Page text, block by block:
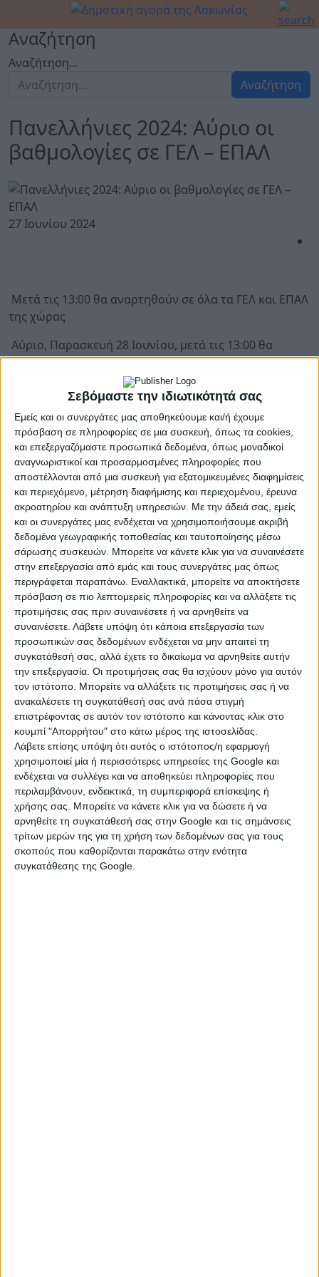
Σεβόμαστε την ιδιωτικότητά σας
Εμείς και οι συνεργάτες μας αποθηκεύουμε και/ή έχουμε
πρόσβαση σε πληροφορίες σε μια συσκευή, όπως τα cookies,
και επεξεργαζόμαστε προσωπικά δεδομένα, όπως μοναδικοί
αναγνωριστικοί και προσαρμοσμένες πληροφορίες που
αποστέλλονται από μια συσκευή για εξατομικευμένες διαφημίσεις
και περιεχόμενο, μέτρηση διαφήμισης και περιεχομένου, έρευνα
ακροατηρίου και ανάπτυξη υπηρεσιών. Με την άδειά σας, εμείς
και οι συνεργάτες μας ενδέχεται να χρησιμοποιήσουμε ακριβή
δεδομένα γεωγραφικής τοποθεσίας και ταυτοποίησης μέσω
σάρωσης συσκευών. Μπορείτε να κάνετε κλικ για να συναινέσετε
στην επεξεργασία από εμάς και τους συνεργάτες μας όπως
περιγράφεται παραπάνω. Εναλλακτικά, μπορείτε να αποκτήσετε
πρόσβαση σε πιο λεπτομερείς πληροφορίες και να αλλάξετε τις
προτιμήσεις σας πριν συναινέσετε ή να αρνηθείτε να
συναινέσετε. Λάβετε υπόψη ότι κάποια επεξεργασία των
προσωπικών σας δεδομένων ενδέχεται να μην απαιτεί τη
συγκατάθεσή σας, αλλά έχετε το δικαίωμα να αρνηθείτε αυτήν
την επεξεργασία. Οι προτιμήσεις σας θα ισχύουν μόνο για αυτόν
τον ιστότοπο. Μπορείτε να αλλάξετε τις προτιμήσεις σας ή να
ανακαλέσετε τη συγκατάθεσή σας ανά πάσα στιγμή
επιστρέφοντας σε αυτόν τον ιστότοπο και κάνοντας κλικ στο
κουμπί "Απορρήτου" στο κάτω μέρος της ιστοσελίδας.
Λάβετε επίσης υπόψη ότι αυτός ο ιστότοπος/η εφαρμογή
χρησιμοποιεί μία ή περισσότερες υπηρεσίες της Google και
ενδέχεται να συλλέγει και να αποθηκεύει πληροφορίες που
περιλαμβάνουν, ενδεικτικά, τη συμπεριφορά επίσκεψης ή
χρήσης σας. Μπορείτε να κάνετε κλικ για να δώσετε ή να
αρνηθείτε τη συγκατάθεσή σας στην Google και τις σημάνσεις
τρίτων μερών της για τη χρήση των δεδομένων σας για τους
σκοπούς που καθορίζονται παρακάτω στην ενότητα
συγκατάθεσης της Google.
Αναζήτηση
Αναζήτηση...
Αναζήτηση
Πανελλήνιες 2024: Αύριο οι
βαθμολογίες σε ΓΕΛ – ΕΠΑΛ
27 Ιουνίου 2024
Μετά τις 13:00 θα αναρτηθούν σε όλα τα ΓΕΛ και ΕΠΑΛ
της χώρας
Αύριο, Παρασκευή 28 Ιουνίου, μετά τις 13:00 θα
ανακοινωθούν οι βαθμολογίες τωνΠανελλαδικών
Γενικών Ενιαίων Λυκείων (ΓΕΛ) και
Επαγγελματικών Λυκείων (ΕΠΑΛ), ανακοίνωσε
τουπουργείο Παιδείας, Θρησκευμάτων και
Αθλητισμού.
Οι καταστάσεις που θα αναρτηθούν σε όλα τα ΓΕΛ και
ΕΠΑΛ της χώρας, θα περιέχουν μόνο τον κωδικό κάθε
υποψηφίου και τα βαθμολογικά του στοιχεία ανά
εξεταζόμενο μάθημα.
Επιπλέον, όλοι οι υποψήφιοι θα μπορούν να
αναζητούν τη βαθμολογία τους στην
ιστοσελίδαhttps://results.it.minedu.gov.gr,
τον οκταψήφιο κωδικό τους και τους τέσσερις
αρχικούς χαρακτήρες από το επώνυμο, το όνομα, το
πατρώνυμο και το μητρώνυμό τους με κεφαλαίους
ελληνικούς χαρακτήρες.
Τέλος, οι υποψήφιοι θα λάβουν τη βαθμολογία τους
και με γραπτό μήνυμα (SMS) στο κινητό τους
τηλέφωνο, εφόσον έχουν ήδη υποβάλει σχετική
αίτηση. Η εφαρμογή αναπτύχθηκε και λειτουργεί από
το Εθνικό Δίκτυο Υποδομών Τεχνολογίας και Έρευνας
– ΕΔΥΤΕ Α.Ε. (GRNET), εποπτευόμενο φορέα του
υπουργείου Ψηφιακής Διακυβέρνησης, σε συνεργασία
με τη Γενική Διεύθυνση Ψηφιακών Συστημάτων,
Υποδομών και Εξετάσεων του Υπουργείου Παιδείας,
Θρησκευμάτων και Αθλητισμού, στο πλαίσιο του
Ψηφιακού Μετασχηματισμού της Εκπαίδευσης.
Θα ακολουθήσει νέα ενημέρωση από το υπουργείο για